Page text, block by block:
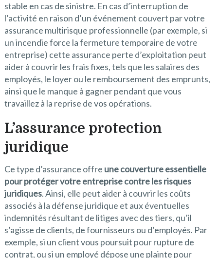
stable en cas de sinistre. En cas d’interruption de
l’activité en raison d’un événement couvert par votre
assurance multirisque professionnelle (par exemple, si
un incendie force la fermeture temporaire de votre
entreprise) cette assurance perte d’exploitation peut
aider à couvrir les frais fixes, tels que les salaires des
employés, le loyer ou le remboursement des emprunts,
ainsi que le manque à gagner pendant que vous
travaillez à la reprise de vos opérations.
L’assurance protection
juridique
Ce type d’assurance offre une couverture essentielle
pour protéger votre entreprise contre les risques
juridiques. Ainsi, elle peut aider à couvrir les coûts
associés à la défense juridique et aux éventuelles
indemnités résultant de litiges avec des tiers, qu’il
s’agisse de clients, de fournisseurs ou d’employés. Par
exemple, si un client vous poursuit pour rupture de
contrat, ou si un employé dépose une plainte pour